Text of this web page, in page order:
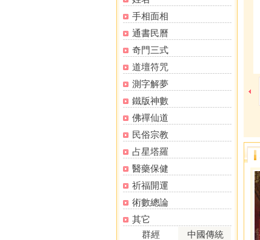
手相面相
通書民曆
奇門三式
道壇符咒
測字解夢
鐵版神數
佛禪仙道
民俗宗教
占星塔羅
醫藥保健
祈福開運
術數總論
其它
群經
中國傳統